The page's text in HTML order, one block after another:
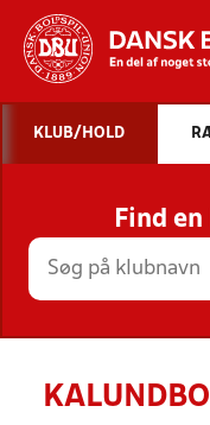
STILLINGER,
KLUB/HOLD
Find